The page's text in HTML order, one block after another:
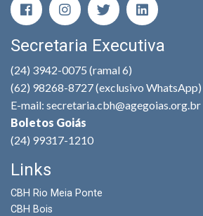
Secretaria Executiva
(24) 3942-0075 (ramal 6)
(62) 98268-8727 (exclusivo WhatsApp)
E-mail: secretaria.cbh@agegoias.org.br
Boletos Goiás
(24) 99317-1210
Links
CBH Rio Meia Ponte
CBH Bois